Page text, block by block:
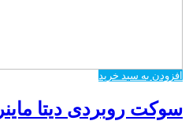
افزودن به سبد خرید
سوکت روبردی دیتا ماینر 6*2 صاف